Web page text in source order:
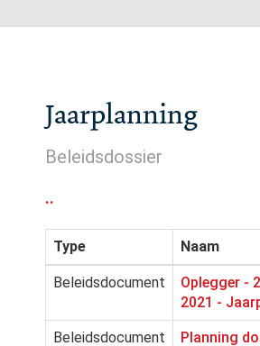
Jaarplanning
Beleidsdossier
..
Type Naam
Beleidsdocument
Oplegger -
2021 -
Beleidsdocument Planning